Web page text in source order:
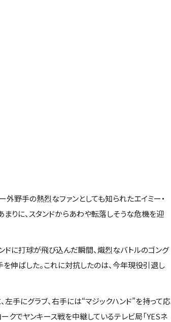
野手の熱烈なファンとしても知られたエイミー・
りに、スタンドからあわや転落しそうな危機を迎
ドに打球が飛び込んだ瞬間、熾烈なバトルのゴング
伸ばした。これに対抗したのは、今年現役引退し
手にグラブ、右手には“マジックハンド”を持って応
クでヤンキース戦を中継しているテレビ局「YESネ